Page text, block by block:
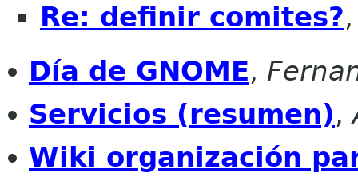
Re: definir comites?
Día de GNOME,
Servicios (resumen),
Wiki organización